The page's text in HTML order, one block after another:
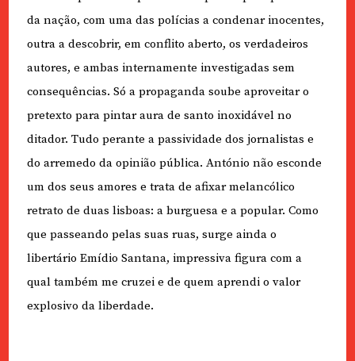
da nação, com uma das polícias a condenar inocentes,
outra a descobrir, em conflito aberto, os verdadeiros
autores, e ambas internamente investigadas sem
consequências. Só a propaganda soube aproveitar o
pretexto para pintar aura de santo inoxidável no
ditador. Tudo perante a passividade dos jornalistas e
do arremedo da opinião pública. António não esconde
um dos seus amores e trata de afixar melancólico
retrato de duas lisboas: a burguesa e a popular. Como
que passeando pelas suas ruas, surge ainda o
libertário Emídio Santana, impressiva figura com a
qual também me cruzei e de quem aprendi o valor
explosivo da liberdade.